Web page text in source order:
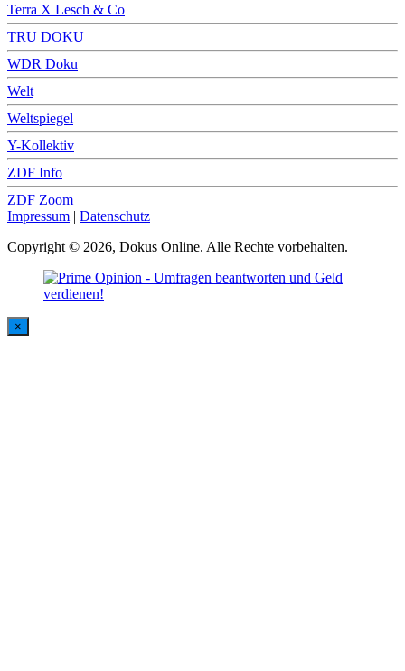
Terra X Lesch & Co
TRU DOKU
WDR Doku
Welt
Weltspiegel
Y-Kollektiv
ZDF Info
ZDF Zoom
Impressum | Datenschutz
Copyright © 2026, Dokus Online. Alle Rechte vorbehalten.
×